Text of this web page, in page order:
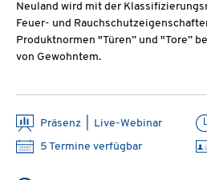
Neuland wird mit der
Feuer- und
Produktnormen "Türen” und "Tore”
von Gewohntem.
Präsenz | Live-Webinar
5 Termine verfügbar